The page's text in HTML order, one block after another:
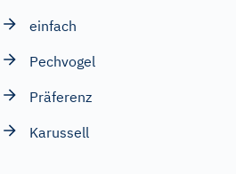
einfach
Pechvogel
Präferenz
Karussell